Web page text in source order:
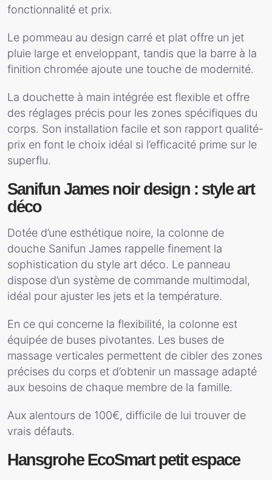
fonctionnalité et prix.
Le pommeau au design carré et plat offre un jet
pluie large et enveloppant, tandis que la barre à la
finition chromée ajoute une touche de modernité.
La douchette à main intégrée est flexible et offre
des réglages précis pour les zones spécifiques du
corps. Son installation facile et son rapport qualité-
prix en font le choix idéal si l’efficacité prime sur le
superflu.
Sanifun James noir design : style art
déco
Dotée d’une esthétique noire, la colonne de
douche Sanifun James rappelle finement la
sophistication du style art déco. Le panneau
dispose d’un système de commande multimodal,
idéal pour ajuster les jets et la température.
En ce qui concerne la flexibilité, la colonne est
équipée de buses pivotantes. Les buses de
massage verticales permettent de cibler des zones
précises du corps et d’obtenir un massage adapté
aux besoins de chaque membre de la famille.
Aux alentours de 100€, difficile de lui trouver de
vrais défauts.
Hansgrohe EcoSmart petit espace